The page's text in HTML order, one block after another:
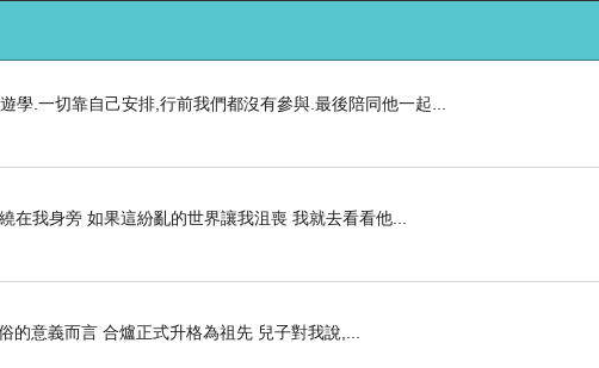
學.一切靠自己安排,行前我們都沒有參與.最後陪同他一起...
在我身旁 如果這紛亂的世界讓我沮喪 我就去看看他...
的意義而言 合爐正式升格為祖先 兒子對我說,...